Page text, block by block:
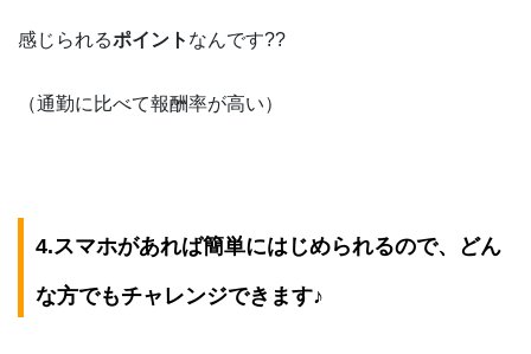
感じられるポイント なんです??
（通勤に比べて報酬率が高い）
4.スマホがあれば簡単にはじめられるので、どん
な方でもチャレンジできます♪